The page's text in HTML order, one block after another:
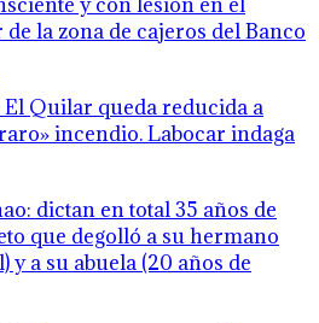
la zona de cajeros del Banco
Quilar queda reducida a
incendio. Labocar indaga
dictan en total 35 años de
que degolló a su hermano
y a su abuela (20 años de